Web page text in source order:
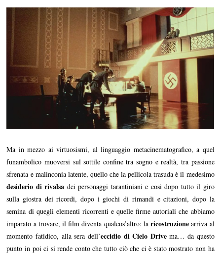
Ma in mezzo ai virtuosismi, al linguaggio metacinematografico, a quel
funambolico muoversi sul sottile confine tra sogno e realtà, tra passione
sfrenata e malinconia latente, quello che la pellicola trasuda è il medesimo
desiderio di rivalsa dei personaggi tarantiniani e così dopo tutto il giro
sulla giostra dei ricordi, dopo i giochi di rimandi e citazioni, dopo la
semina di quegli elementi ricorrenti e quelle firme autoriali che abbiamo
imparato a trovare, il film diventa qualcos’altro: laricostruzione arriva al
momento fatidico, alla sera dell’eccidio di Cielo Drivema… da questo
punto in poi ci si rende conto che tutto ciò che ci è stato mostrato non ha